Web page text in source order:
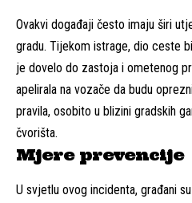
Ovakvi događaji često imaju širi
gradu. Tijekom istrage, dio ceste
je dovelo do zastoja i ometenog
apelirala na vozače da budu
pravila, osobito u blizini gradskih
čvorišta.
Mjere prevencije
U svjetlu ovog incidenta, građani